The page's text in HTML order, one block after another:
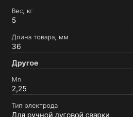
Вес, кг
5
Длина товара, мм
36
Другое
Mn
2,25
Тип электрода
Для ручной дуговой сварки